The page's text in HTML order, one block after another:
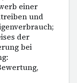
einer
und
der
bei